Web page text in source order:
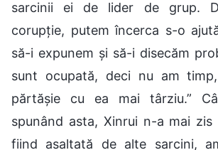
sarcinii ei de lider de grup.
corupție, putem încerca s-o
să-i expunem și să-i disecăm
sunt ocupată, deci nu am
părtășie cu ea mai târziu.”
spunând asta, Xinrui n-a mai zis
fiind asaltată de alte sarcini,